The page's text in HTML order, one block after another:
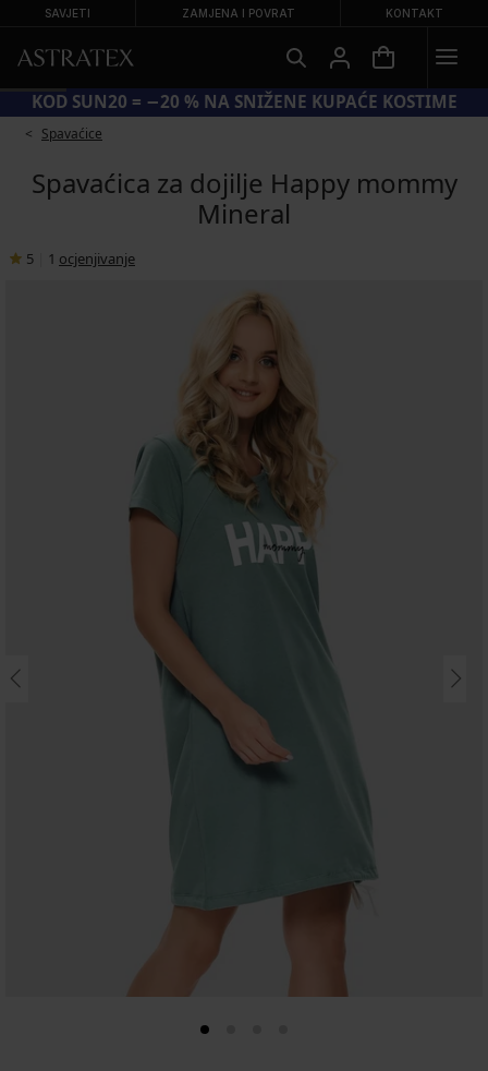
SAVJETI ZAMJENA I POVRAT KONTAKT
KOD SUN20 = −20 % NA SNIŽENE KUPAĆE KOSTIME
Spavaćice
Spavaćica za dojilje Happy mommy
Mineral
5 1 ocjenjivanje